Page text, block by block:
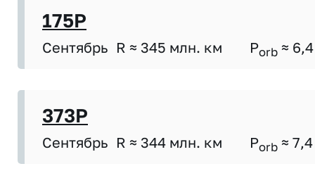
175P
Сентябрь R ≈ 345 млн. км Porb ≈ 6,4
373P
Сентябрь R ≈ 344 млн. км Porb ≈ 7,4